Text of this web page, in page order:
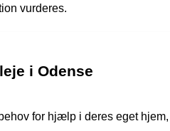
vurderes.
i Odense
for hjælp i deres eget hjem,